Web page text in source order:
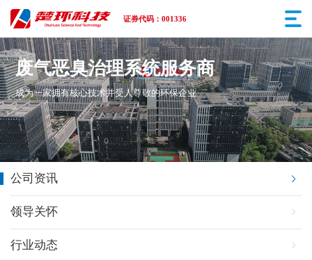
证券代码：001336
废气恶臭治理系统服务商
成为一家拥有核心技术并受人尊敬的环保企业
公司资讯
领导关怀
行业动态